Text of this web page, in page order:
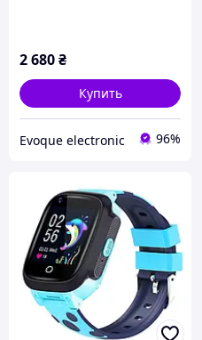
2 680₴
Купить
Evoque electronic 96%